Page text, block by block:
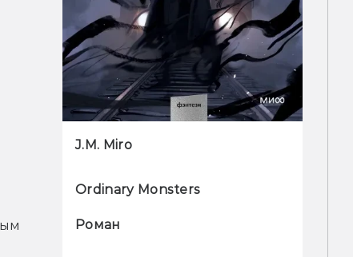
J.M. Miro
Ordinary Monsters
Роман